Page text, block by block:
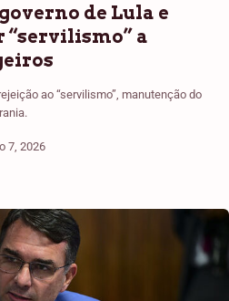
de Lula e
“servilismo” a
ao “servilismo”, manutenção do
7, 2026